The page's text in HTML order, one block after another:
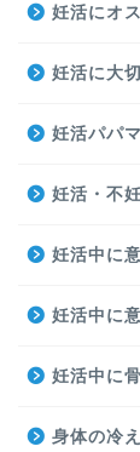
妊活にオ
妊活に大
妊活パパ
妊活・不
妊活中に
妊活中に
妊活中に
身体の冷